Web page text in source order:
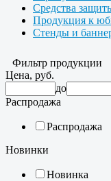
Средства
Продукция к
Стенды и
Фильтр продукции
Цена, руб.
до
Распродажа
Распродажа
Новинки
Новинка